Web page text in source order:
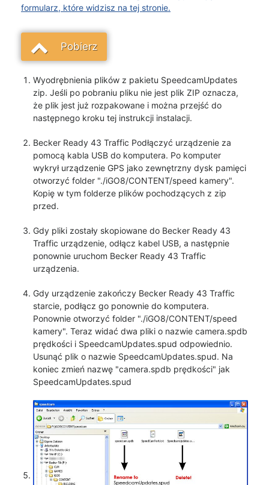
formularz, które widzisz na tej stronie.
Pobierz
Wyodrębnienia plików z pakietu SpeedcamUpdates
zip. Jeśli po pobraniu pliku nie jest plik ZIP oznacza,
że plik jest już rozpakowane i można przejść do
następnego kroku tej instrukcji instalacji.
Becker Ready 43 Traffic Podłączyć urządzenie za
pomocą kabla USB do komputera. Po komputer
wykrył urządzenie GPS jako zewnętrzny dysk pamięci
otworzyć folder "./iGO8/CONTENT/speed kamery".
Kopię w tym folderze plików pochodzących z zip
przed.
Gdy pliki zostały skopiowane do Becker Ready 43
Traffic urządzenie, odłącz kabel USB, a następnie
ponownie uruchom Becker Ready 43 Traffic
urządzenia.
Gdy urządzenie zakończy Becker Ready 43 Traffic
starcie, podłącz go ponownie do komputera.
Ponownie otworzyć folder "./iGO8/CONTENT/speed
kamery". Teraz widać dwa pliki o nazwie camera.spdb
prędkości i SpeedcamUpdates.spud odpowiednio.
Usunąć plik o nazwie SpeedcamUpdates.spud. Na
koniec zmień nazwę "camera.spdb prędkości" jak
SpeedcamUpdates.spud